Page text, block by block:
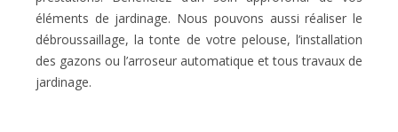
éléments de jardinage. Nous pouvons aussi réaliser le
débroussaillage, la tonte de votre pelouse, l’installation
des gazons ou l’arroseur automatique et tous travaux de
jardinage.